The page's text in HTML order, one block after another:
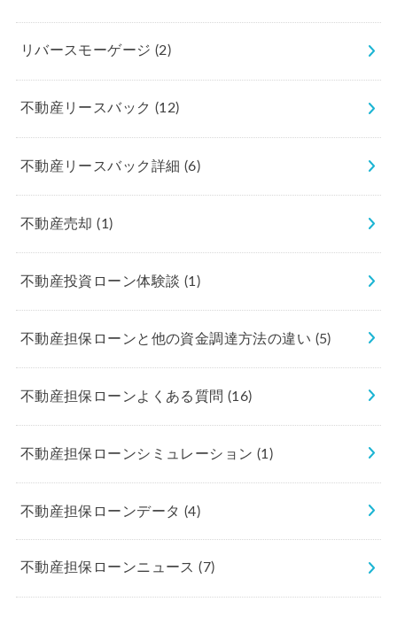
リバースモーゲージ (2)
不動産リースバック (12)
不動産リースバック詳細 (6)
不動産売却(1)
不動産投資ローン体験談 (1)
不動産担保ローンと他の資金調達方法の違い (5)
不動産担保ローンよくある質問(16)
不動産担保ローンシミュレーション (1)
不動産担保ローンデータ (4)
不動産担保ローンニュース(7)